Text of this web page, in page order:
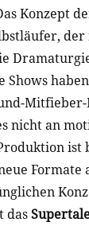
Konzept
der
Mitfieber-
nicht an
ist
Formate
das